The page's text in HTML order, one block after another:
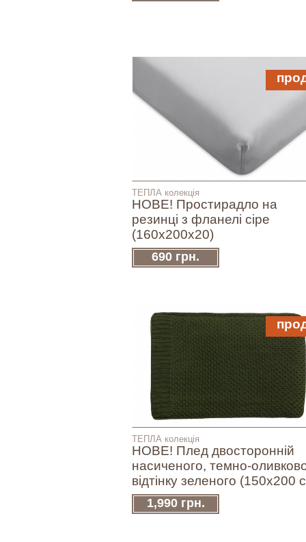
ТЕПЛА колекція
НОВЕ! Простирадло на
резинці з фланелі сіре
(160х200х20)
690 грн.
ТЕПЛА колекція
НОВЕ! Плед двосторонній
насиченого, темно-
відтінку зеленого (150х200
1,990 грн.